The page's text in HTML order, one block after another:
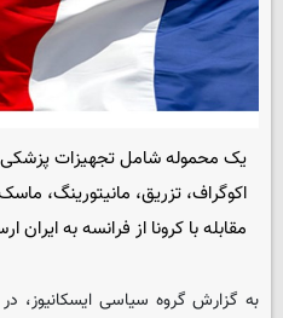
یک محموله شامل تجهیزات
اکوگراف، تزریق، مانیتورینگ،
مقابله با کرونا از فرانسه به ایران
به گزارش گروه سیاسی ایسکانیوز،